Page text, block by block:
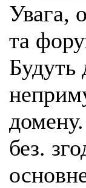
Увага,
та
Будуть
без.